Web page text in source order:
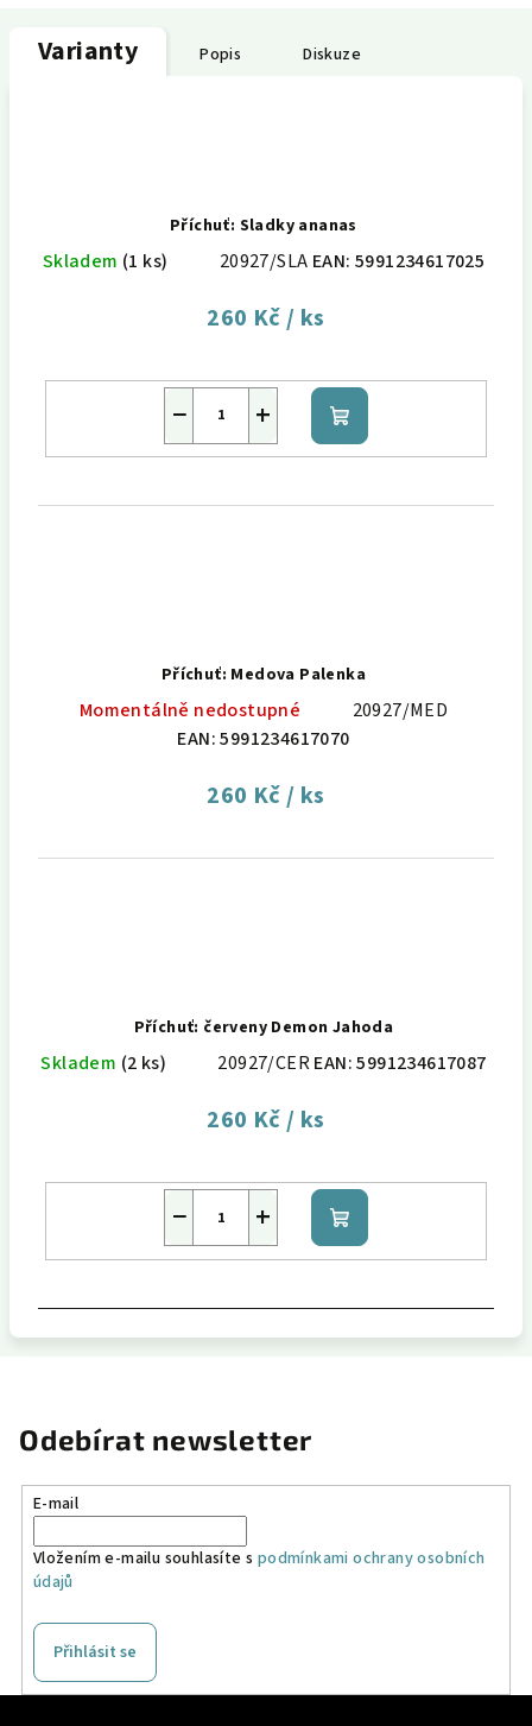
Varianty Popis Diskuze
Příchuť: Sladky ananas
Skladem (1 ks) 20927/SLA EAN: 5991234617025
260 Kč/ ks
+
− Do
košíku
Příchuť: Medova Palenka
Momentálně nedostupné
20927/MED
EAN: 5991234617070
260 Kč/ ks
Příchuť: červeny Demon Jahoda
Skladem (2 ks) 20927/CEREAN: 5991234617087
260 Kč/ ks
+
− Do
košíku
Odebírat newsletter
E-mail
Vložením e-mailu souhlasíte s podmínkami ochrany osobních
údajů
Přihlásit se